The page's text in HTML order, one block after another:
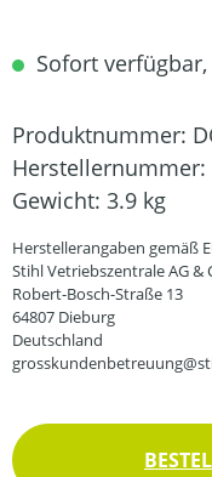
Sofort
Produktnummer:
Herstellernummer:
Gewicht: 3.9 kg
Herstellerangaben gemäß
Stihl Vetriebszentrale AG &
Robert-Bosch-Straße 13
64807 Dieburg
Deutschland